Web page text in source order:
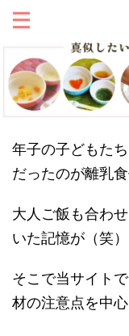
年子の子どもた
だったのが離乳食
大人ご飯も合わ
いた記憶が（笑）
そこで当サイト
材の注意点を中